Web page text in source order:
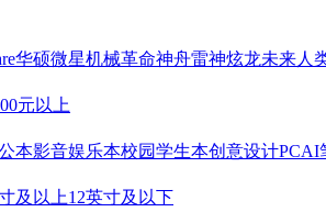
华硕微星机械革命神舟雷神炫龙未来人
元以上
本影音娱乐本校园学生本创意设计PCAI
及以上12英寸及以下